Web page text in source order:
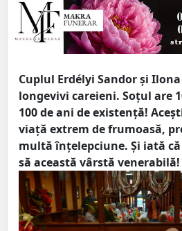
Cuplul Erdélyi Sandor și
longevivi careieni. Soțul are
100 de ani de existență!
viață extrem de frumoasă,
multă înțelepciune. Și iată
să această vârstă venerabilă!